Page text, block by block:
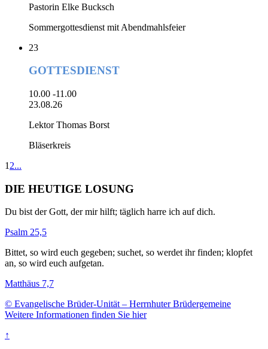
Pastorin Elke Bucksch
Sommergottesdienst mit Abendmahlsfeier
23
GOTTESDIENST
10.00 -11.00
23.08.26
Lektor Thomas Borst
Bläserkreis
1 2...
DIE HEUTIGE LOSUNG
Du bist der Gott, der mir hilft; täglich harre ich auf dich.
Psalm 25,5
Bittet, so wird euch gegeben; suchet, so werdet ihr finden; klopfet
an, so wird euch aufgetan.
Matthäus 7,7
© Evangelische Brüder-Unität – Herrnhuter Brüdergemeine
Weitere Informationen finden Sie hier
↑